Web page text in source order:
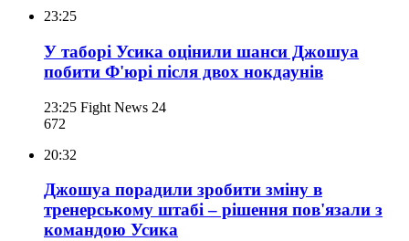
23:25
У таборі Усика оцінили шанси Джошуа
побити Ф'юрі після двох нокдаунів
23:25 Fight News 24
672
20:32
Джошуа порадили зробити зміну в
тренерському штабі – рішення пов'язали з
командою Усика